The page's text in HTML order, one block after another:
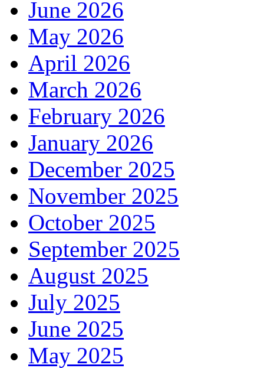
June 2026
May 2026
April 2026
March 2026
February 2026
January 2026
December 2025
November 2025
October 2025
September 2025
August 2025
July 2025
June 2025
May 2025